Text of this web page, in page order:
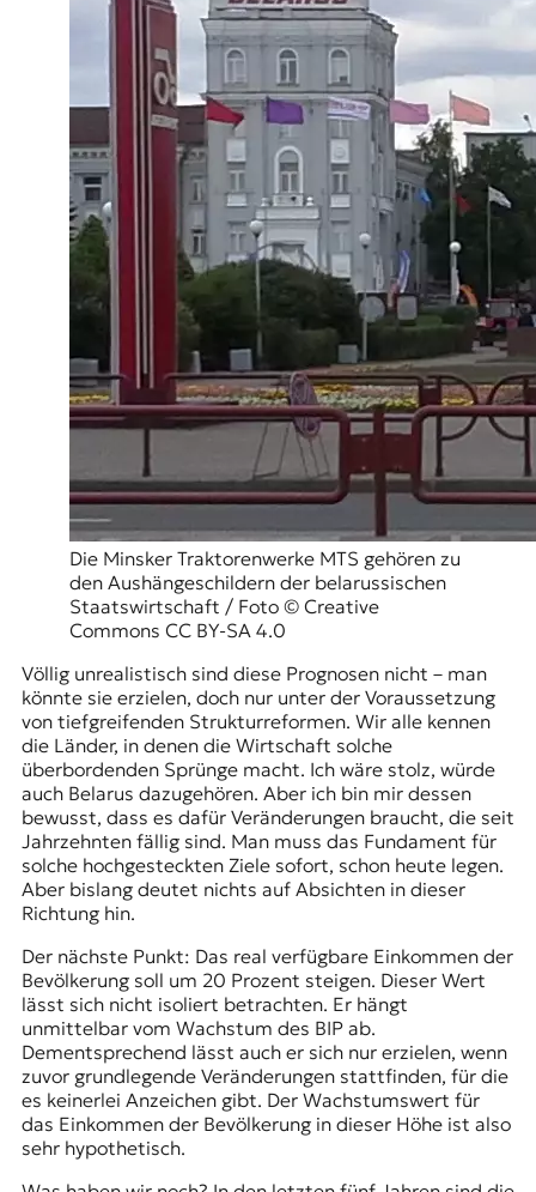
Die Minsker Traktorenwerke MTS gehören zu
den Aushängeschildern der belarussischen
Staatswirtschaft / Foto © Creative
Commons CC BY-SA 4.0
Völlig unrealistisch sind diese Prognosen nicht – man
könnte sie erzielen, doch nur unter der Voraussetzung
von tiefgreifenden Strukturreformen. Wir alle kennen
die Länder, in denen die Wirtschaft solche
überbordenden Sprünge macht. Ich wäre stolz, würde
auch Belarus dazugehören. Aber ich bin mir dessen
bewusst, dass es dafür Veränderungen braucht, die seit
Jahrzehnten fällig sind. Man muss das Fundament für
solche hochgesteckten Ziele sofort, schon heute legen.
Aber bislang deutet nichts auf Absichten in dieser
Richtung hin.
Der nächste Punkt: Das real verfügbare Einkommen der
Bevölkerung soll um 20 Prozent steigen. Dieser Wert
lässt sich nicht isoliert betrachten. Er hängt
unmittelbar vom Wachstum des BIP ab.
Dementsprechend lässt auch er sich nur erzielen, wenn
zuvor grundlegende Veränderungen stattfinden, für die
es keinerlei Anzeichen gibt. Der Wachstumswert für
das Einkommen der Bevölkerung in dieser Höhe ist also
sehr hypothetisch.